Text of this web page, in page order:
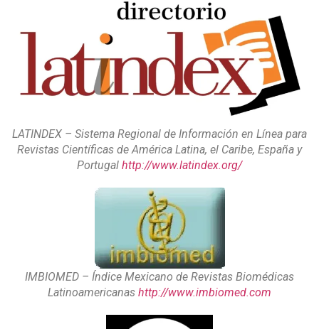
LATINDEX – Sistema Regional de Información en Línea para
Revistas Científicas de América Latina, el Caribe, España y
Portugal http://www.latindex.org/
IMBIOMED – Índice Mexicano de Revistas Biomédicas
Latinoamericanas http://www.imbiomed.com